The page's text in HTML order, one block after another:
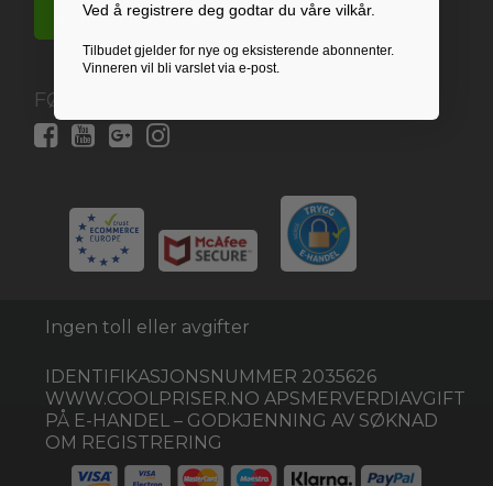
KLIKK HER FOR CHATBOT
FØLG OSS HER:
Ingen toll eller avgifter
IDENTIFIKASJONSNUMMER 2035626
WWW.COOLPRISER.NO APSMERVERDIAVGIFT
PÅ E-HANDEL – GODKJENNING AV SØKNAD
OM REGISTRERING
Ved å registrere deg godtar du våre vilkår.
Tilbudet gjelder for nye og eksisterende abonnenter.
Vinneren vil bli varslet via e-post.